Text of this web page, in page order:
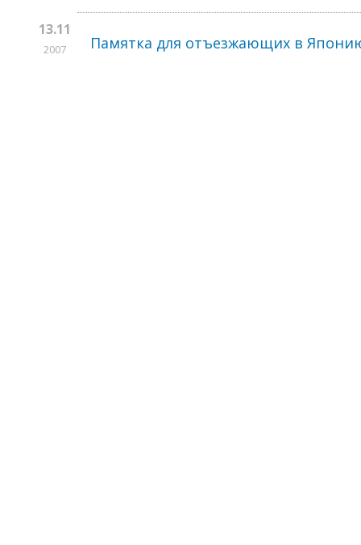
13.11
2007 Памятка для отъезжающих в